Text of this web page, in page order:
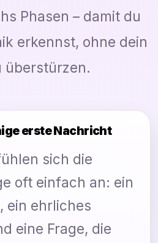
Phasen – damit du
erkennst, ohne dein
überstürzen.
erste Nachricht
sich die
oft einfach an: ein
ein ehrliches
eine Frage, die